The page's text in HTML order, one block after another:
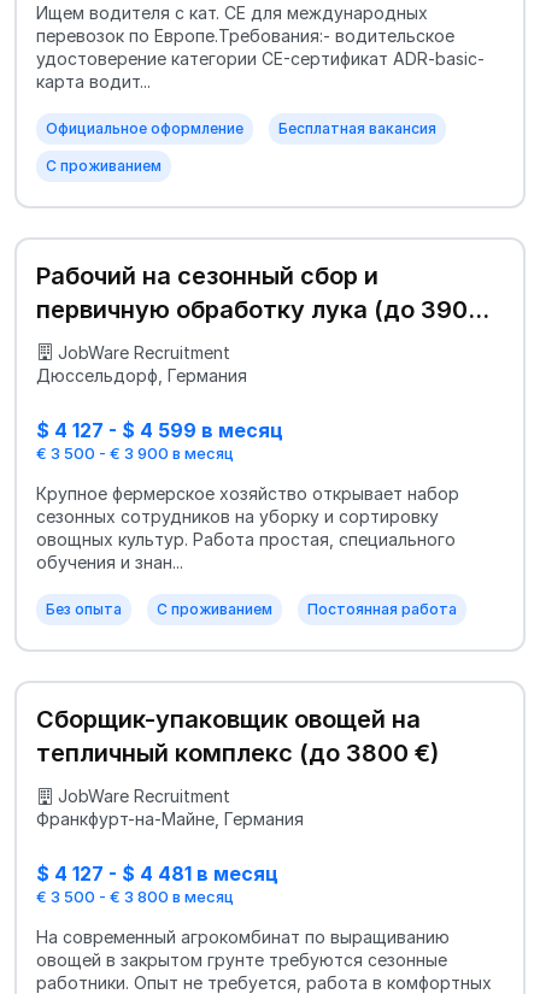
Ищем водителя с кат. СЕ для международных
перевозок по Европе.Требования:- водительское
удостоверение категории CE-сертификат ADR-basic-
карта водит...
Официальное оформление Бесплатная вакансия
С проживанием
Рабочий на сезонный сбор и
первичную обработку лука (до 3900
€) JobWare Recruitment
Дюссельдорф, Германия
$ 4 127 - $ 4 599 в месяц
€ 3 500 - € 3 900 в месяц
Крупное фермерское хозяйство открывает набор
сезонных сотрудников на уборку и сортировку
овощных культур. Работа простая, специального
обучения и знан...
Без опыта С проживанием Постоянная работа
Сборщик-упаковщик овощей на
тепличный комплекс (до 3800 €)
JobWare Recruitment
Франкфурт-на-Майне, Германия
$ 4 127 - $ 4 481 в месяц
€ 3 500 - € 3 800 в месяц
На современный агрокомбинат по выращиванию
овощей в закрытом грунте требуются сезонные
работники. Опыт не требуется, работа в комфортных